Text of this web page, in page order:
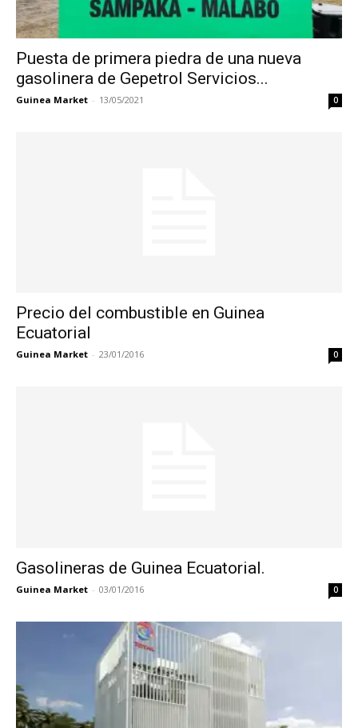
Puesta de primera piedra de una nueva
gasolinera de Gepetrol Servicios...
Guinea Market - 13/05/2021 0
Precio del combustible en Guinea
Ecuatorial
Guinea Market - 23/01/2016 0
Gasolineras de Guinea Ecuatorial.
Guinea Market - 03/01/2016 0